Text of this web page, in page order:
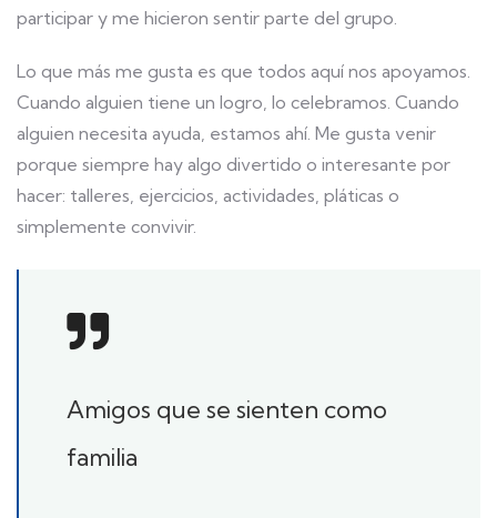
participar y me hicieron sentir parte del grupo.
Lo que más me gusta es que todos aquí nos apoyamos.
Cuando alguien tiene un logro, lo celebramos. Cuando
alguien necesita ayuda, estamos ahí. Me gusta venir
porque siempre hay algo divertido o interesante por
hacer: talleres, ejercicios, actividades, pláticas o
simplemente convivir.
Amigos que se sienten como
familia